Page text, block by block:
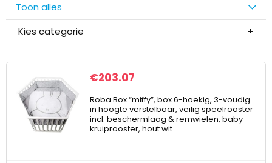
Toon alles
Kies categorie
€203.07
Roba Box “miffy”, box 6-hoekig, 3-voudig
in hoogte verstelbaar, veilig speelrooster
incl. beschermlaag & remwielen, baby
kruiprooster, hout wit